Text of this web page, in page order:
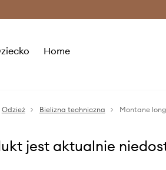
Home
Odzież Bielizna techniczna Montane
jest aktualnie